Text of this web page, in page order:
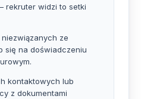
rekruter widzi to setki
ze
się na doświadczeniu
kontaktowych lub
z dokumentami